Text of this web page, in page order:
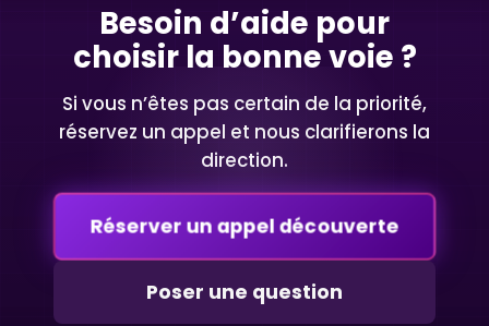
Besoin d’aide pour
choisir la bonne voie ?
Si vous n’êtes pas certain de la priorité,
réservez un appel et nous clarifierons la
direction.
Réserver un appel découverte
Poser une question